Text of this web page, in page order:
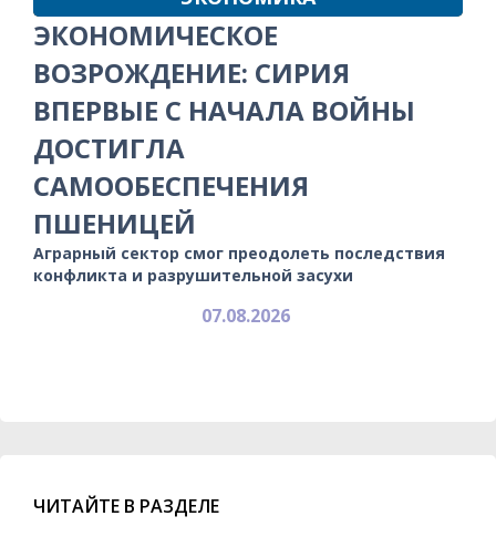
ЭКОНОМИЧЕСКОЕ
ВОЗРОЖДЕНИЕ: СИРИЯ
ВПЕРВЫЕ С НАЧАЛА ВОЙНЫ
ДОСТИГЛА
САМООБЕСПЕЧЕНИЯ
ПШЕНИЦЕЙ
Аграрный сектор смог преодолеть последствия
конфликта и разрушительной засухи
07.08.2026
ЧИТАЙТЕ В РАЗДЕЛЕ